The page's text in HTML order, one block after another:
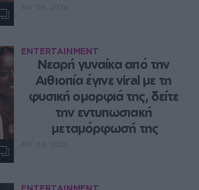
ENTERTAINMENT
Νεαρή γυναίκα από την
Αιθιοπία έγινε viral με τη
φυσική ομορφιά της, δείτε
την εντυπωσιακή
μεταμόρφωσή της